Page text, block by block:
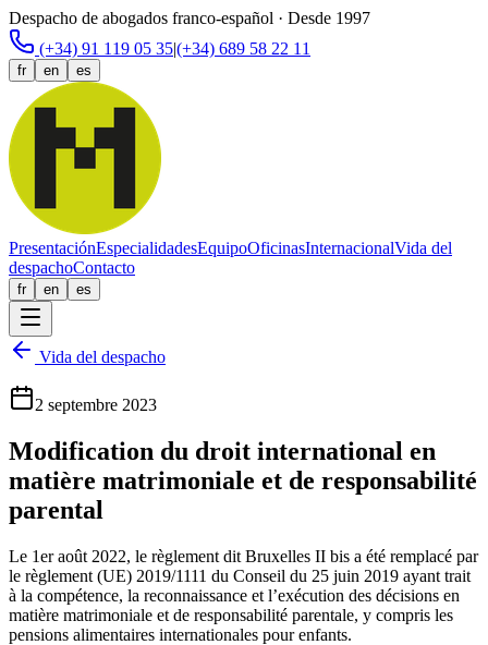
Despacho de abogados franco-español · Desde 1997
(+34) 91 119 05 35|(+34) 689 58 22 11
fr en es
PresentaciónEspecialidadesEquipoOficinasInternacionalVida del
despachoContacto
fr en es
Vida del despacho
2 septembre 2023
Modification du droit international en
matière matrimoniale et de responsabilité
parental
Le 1er août 2022, le règlement dit Bruxelles II bis a été remplacé par
le règlement (UE) 2019/1111 du Conseil du 25 juin 2019 ayant trait
à la compétence, la reconnaissance et l’exécution des décisions en
matière matrimoniale et de responsabilité parentale, y compris les
pensions alimentaires internationales pour enfants.